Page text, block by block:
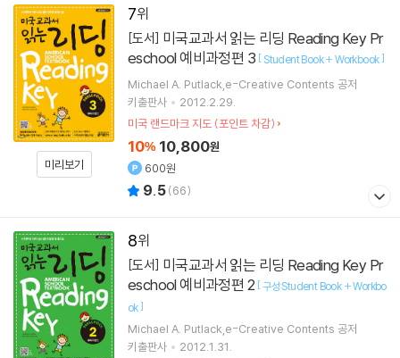
7
미리보기
[도서]
eschool 예비과정편 3 [ Student Book + Workbook]
Michael A. Putlack,e-Creative Contents 공저
키출판사
2012.2.29.
미국 랜드마크 지도 (포인트 차감)
10% 10,800원
600원
9.5(66)
8
[도서]
eschool 예비과정편 2 [구성:Student Book + Workbo
ok]
Michael A. Putlack,e-Creative Contents 공저
키출판사
2012.1.31.